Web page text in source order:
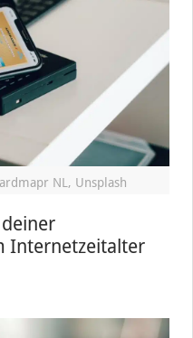
NL, Unsplash
Internetzeitalter